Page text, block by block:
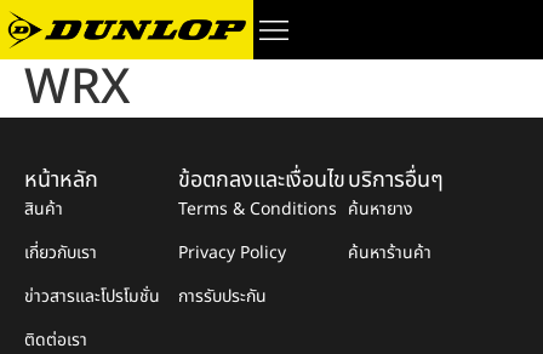
WRX
หน้าหลัก
สินค้า
เกี่ยวกับเรา
ข่าวสารและโปรโมชั่น
ติดต่อเรา
ข้อตกลงและเงื่อนไข
Terms & Conditions
Privacy Policy
การรับประกัน
บริการอื่นๆ
ค้นหายาง
ค้นหาร้านค้า